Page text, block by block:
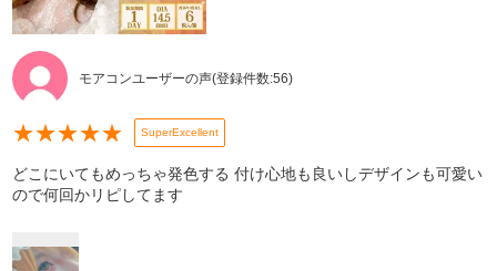
モアコンユーザーの声(登録件数:56)
★★★★★ SuperExcellent
どこにいてもめっちゃ発色する 付け心地も良いしデザインも可愛い
ので何回かリピしてます